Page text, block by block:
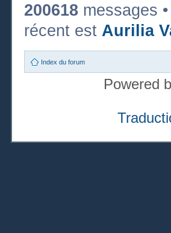
200618 messages •
récent est Aurilia
Index du forum
Powered